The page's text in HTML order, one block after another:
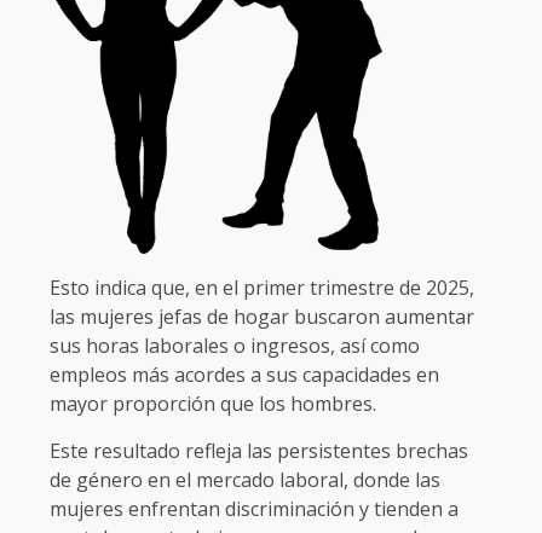
Esto indica que, en el primer trimestre de 2025,
las mujeres jefas de hogar buscaron aumentar
sus horas laborales o ingresos, así como
empleos más acordes a sus capacidades en
mayor proporción que los hombres.
Este resultado refleja las persistentes brechas
de género en el mercado laboral, donde las
mujeres enfrentan discriminación y tienden a